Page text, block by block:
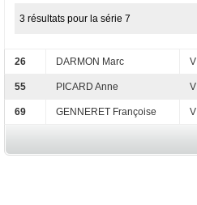
3 résultats pour la série 7
26 DARMON Marc V
55 PICARD Anne V
69 GENNERET Françoise V